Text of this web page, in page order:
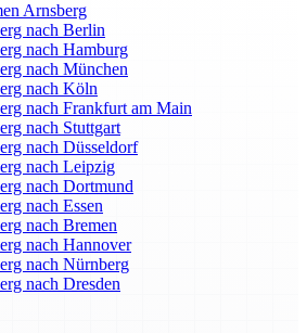
Arnsberg
nach Berlin
nach Hamburg
nach München
nach Köln
nach Frankfurt am Main
nach Stuttgart
nach Düsseldorf
nach Leipzig
nach Dortmund
nach Essen
nach Bremen
nach Hannover
nach Nürnberg
nach Dresden